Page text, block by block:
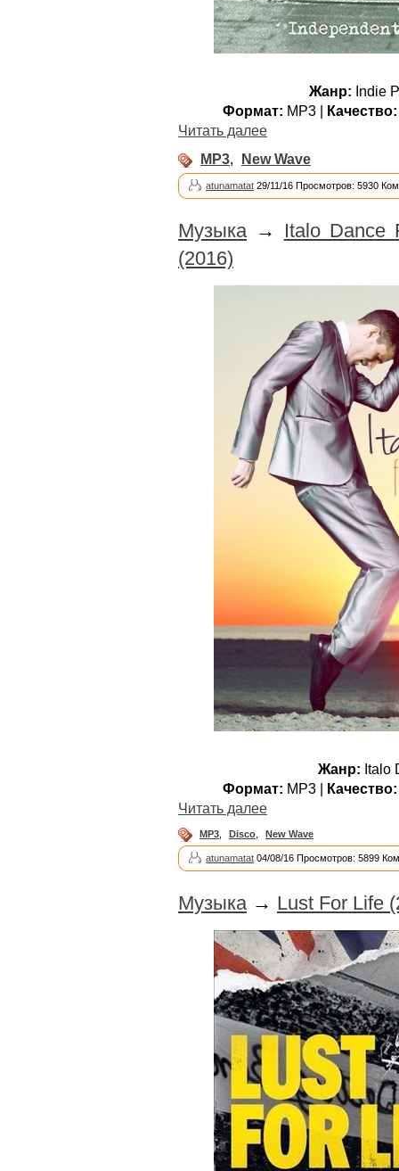
Жанр: Indie
Формат: MP3 | Качество:
Читать далее
MP3, New Wave
atunamatat 29/11/16 Просмотров: 5930
Музыка → Italo Dance
(2016)
Жанр: Italo
Формат: MP3 | Качество:
Читать далее
MP3 Disco New Wave
atunamatat 04/08/16 Просмотров: 5899
Музыка→ Lust For Life